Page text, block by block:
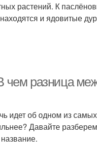
растений. К
и ядовитые
чем разница
идет об одном из
Давайте